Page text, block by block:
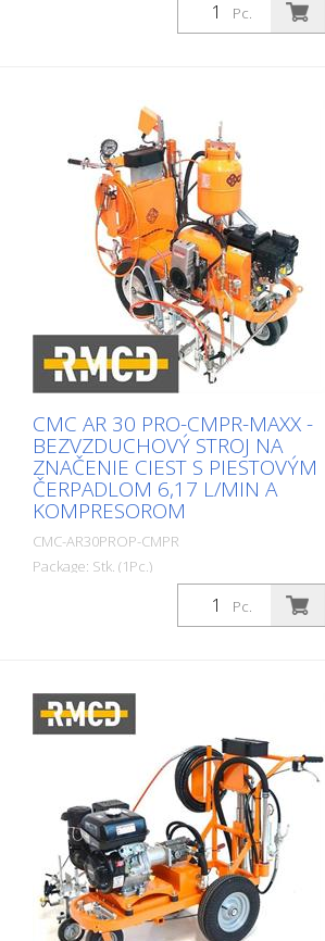
Pc.
CMC AR 30 PRO-CMPR-MAXX -
BEZVZDUCHOVÝ STROJ NA
ZNAČENIE CIEST S PIESTOVÝM
ČERPADLOM 6,17 L/MIN A
KOMPRESOROM
CMC-AR30PROP-CMPR
Package: Stk. (1Pc.)
Profesionálny stroj na značenie ciest pre
malé a stredne veľké práce v
kompresorom a jedinečným RMCD -
zariadením na kontrolu cestného
značenia. Benzínový motor: - Briggs &
Stratton Vanguard - Výkon 6 k - Alternátor
na nabíjanie batérie - Elektrický a
manuálny štartér - Pneumatická
bezvzduchová pištoľ CMC P20 - Pracovné
svetlo a rotačné svetlo Kompresor: - 120
litrov za minútu - pre pneumatické
spúšťanie pištole Trysky: - so
štandardnou tryskou: 419 Voliteľná
výbava: - Rozmetadlo sklenených guľôčok
Pc.